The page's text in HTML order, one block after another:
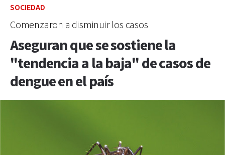
SOCIEDAD
Comenzaron a disminuir los casos
Aseguran que se sostiene la
"tendencia a la baja" de casos de
dengue en el país